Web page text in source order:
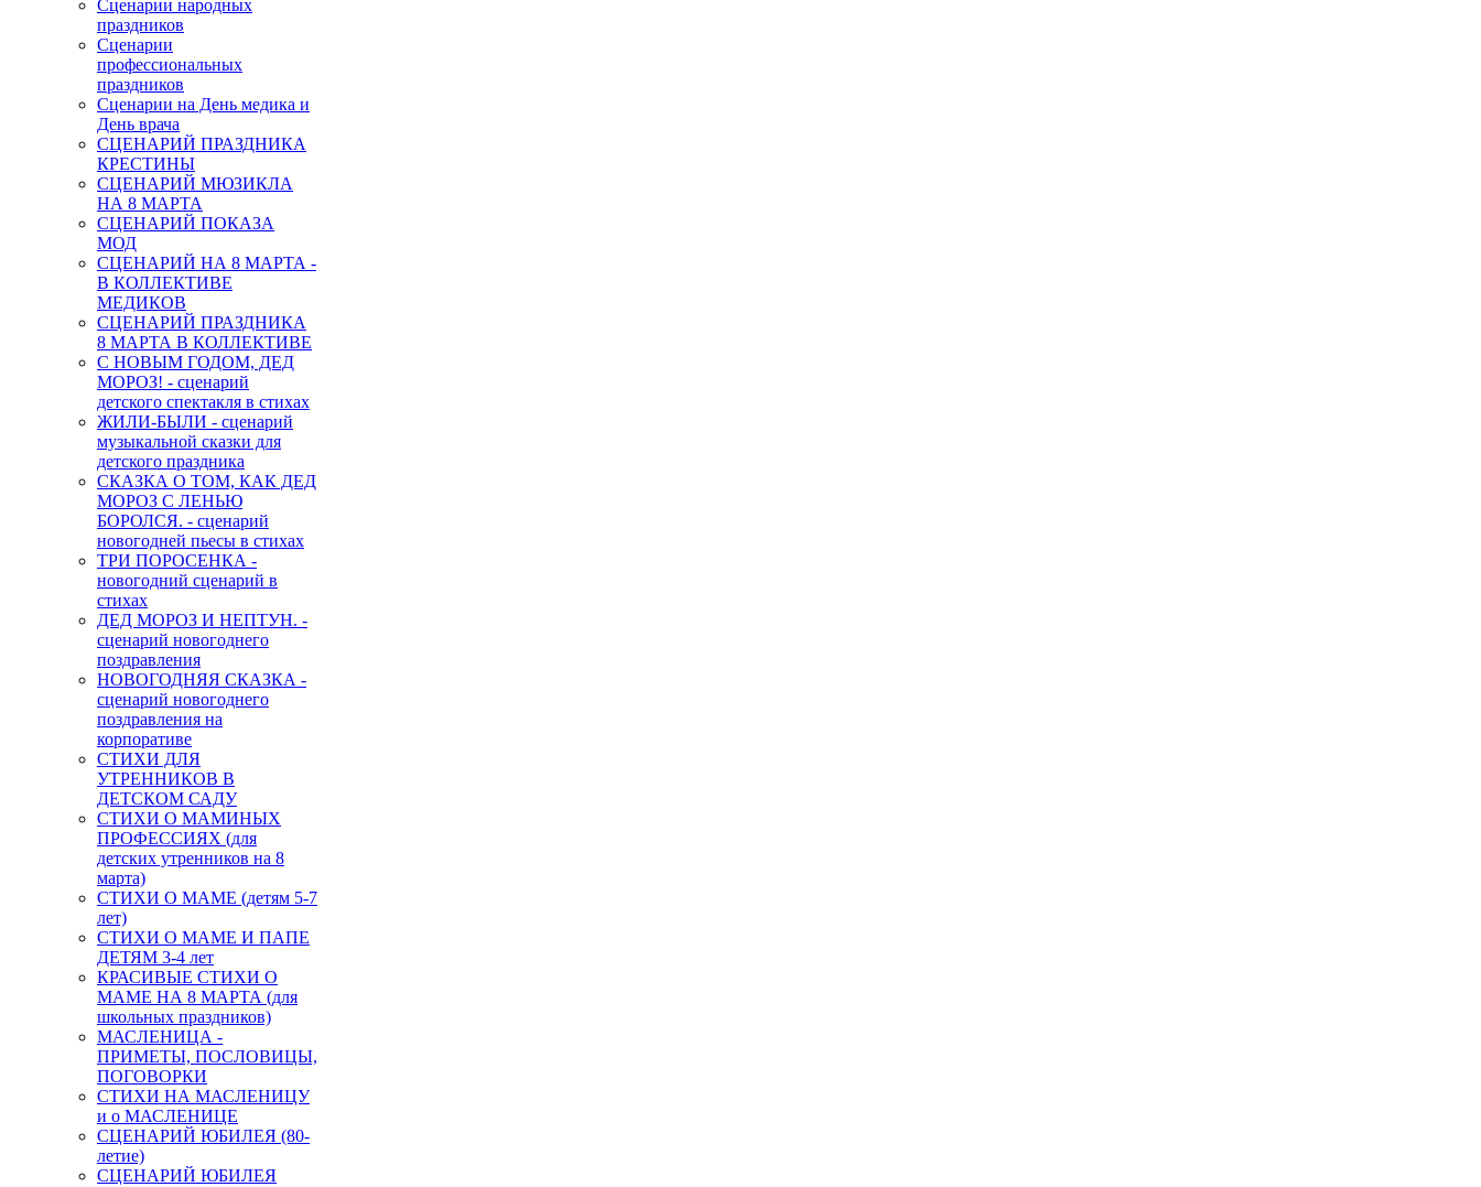
Сценарии народных
праздников
Сценарии
профессиональных
праздников
Сценарии на День медика и
День врача
СЦЕНАРИЙ ПРАЗДНИКА
КРЕСТИНЫ
СЦЕНАРИЙ МЮЗИКЛА
НА 8 МАРТА
СЦЕНАРИЙ ПОКАЗА
МОД
СЦЕНАРИЙ НА 8 МАРТА -
В КОЛЛЕКТИВЕ
МЕДИКОВ
СЦЕНАРИЙ ПРАЗДНИКА
8 МАРТА В КОЛЛЕКТИВЕ
С НОВЫМ ГОДОМ, ДЕД
МОРОЗ! - сценарий
детского спектакля в стихах
ЖИЛИ-БЫЛИ - сценарий
музыкальной сказки для
детского праздника
СКАЗКА О ТОМ, КАК ДЕД
МОРОЗ С ЛЕНЬЮ
БОРОЛСЯ. - сценарий
новогодней пьесы в стихах
ТРИ ПОРОСЕНКА -
новогодний сценарий в
стихах
ДЕД МОРОЗ И НЕПТУН. -
сценарий новогоднего
поздравления
НОВОГОДНЯЯ СКАЗКА -
сценарий новогоднего
поздравления на
корпоративе
СТИХИ ДЛЯ
УТРЕННИКОВ В
ДЕТСКОМ САДУ
СТИХИ О МАМИНЫХ
ПРОФЕССИЯХ (для
детских утренников на 8
марта)
СТИХИ О МАМЕ (детям 5-7
лет)
СТИХИ О МАМЕ И ПАПЕ
ДЕТЯМ 3-4 лет
КРАСИВЫЕ СТИХИ О
МАМЕ НА 8 МАРТА (для
школьных праздников)
МАСЛЕНИЦА -
ПРИМЕТЫ, ПОСЛОВИЦЫ,
ПОГОВОРКИ
СТИХИ НА МАСЛЕНИЦУ
и о МАСЛЕНИЦЕ
СЦЕНАРИЙ ЮБИЛЕЯ (80-
летие)
СЦЕНАРИЙ ЮБИЛЕЯ